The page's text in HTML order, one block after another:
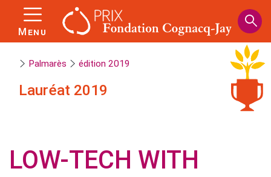
au
contenu
Menu
Palmarès édition 2019
Lauréat 2019
LOW-TECH WITH
Panneau de gestion des cookies